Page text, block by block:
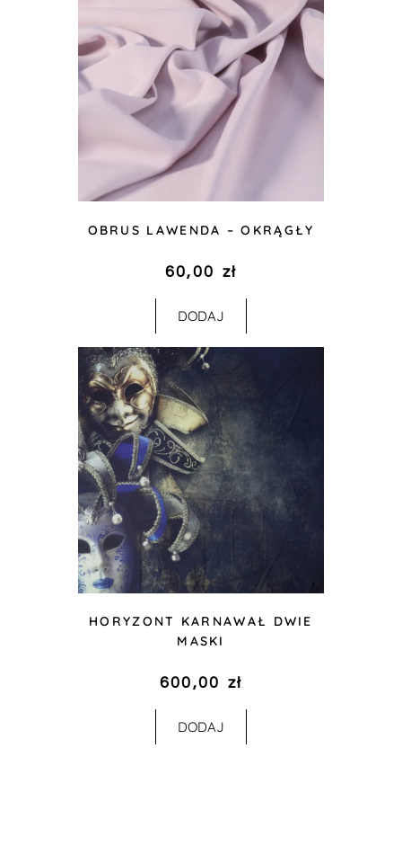
OBRUS LAWENDA – OKRĄGŁY
60,00 zł
DODAJ
HORYZONT KARNAWAŁ DWIE
MASKI
600,00 zł
DODAJ